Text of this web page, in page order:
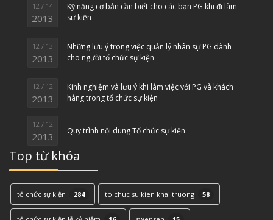
12 / 14
2013
Kỹ năng cơ bản cần biết cho các bạn PG khi đi làm
sự kiện
12 / 13
2013
Những lưu ý trong việc quản lý nhân sự PG dành
cho người tổ chức sự kiện
12 / 12
2013
Kinh nghiệm và lưu ý khi làm việc với PG và khách
hàng trong tổ chức sự kiện
12 / 12
2013 Quy trình nội dung Tổ chức sự kiện
Top từ khóa
tổ chức sự kiện 284 to chuc su kien khai truong 58